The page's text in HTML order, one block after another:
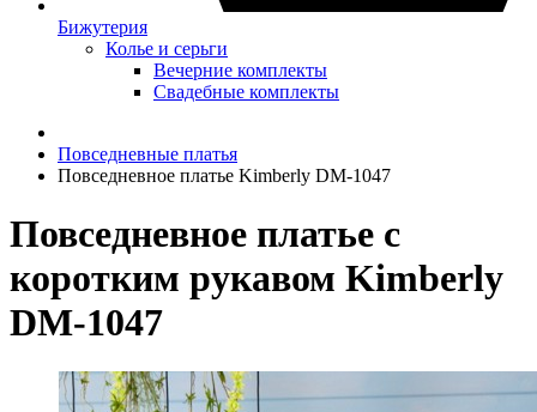
Бижутерия
Колье и серьги
Вечерние комплекты
Свадебные комплекты
Повседневные платья
Повседневное платье Kimberly DM-1047
Повседневное платье с
коротким рукавом Kimberly
DM-1047